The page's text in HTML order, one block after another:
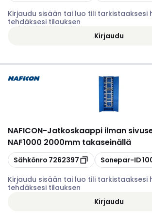
Kirjaudu sisään tai luo tili tarkistaaksesi
tehdäksesi tilauksen
Kirjaudu
NAFICON-Jatkoskaappi ilman
NAF1000 2000mm takaseinällä
Kopioi
Sähkönro 7262397 Kopioi
Sonepar-ID
Kirjaudu sisään tai luo tili tarkistaaksesi
tehdäksesi tilauksen
Kirjaudu